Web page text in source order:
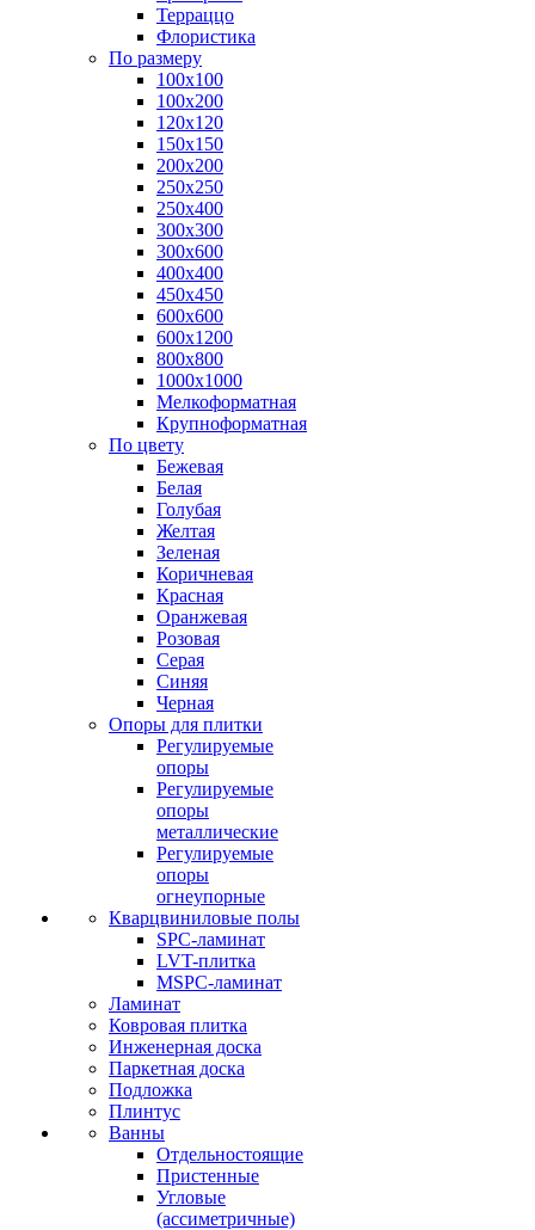
Терраццо
Флористика
По размеру
100х100
100х200
120х120
150х150
200х200
250х250
250х400
300х300
300х600
400х400
450х450
600х600
600х1200
800х800
1000х1000
Мелкоформатная
Крупноформатная
По цвету
Бежевая
Белая
Голубая
Желтая
Зеленая
Коричневая
Красная
Оранжевая
Розовая
Серая
Синяя
Черная
Опоры для плитки
Регулируемые
опоры
Регулируемые
опоры
металлические
Регулируемые
опоры
огнеупорные
Кварцвиниловые полы
SPC-ламинат
LVT-плитка
MSPC-ламинат
Ламинат
Ковровая плитка
Инженерная доска
Паркетная доска
Подложка
Плинтус
Ванны
Отдельностоящие
Пристенные
Угловые
(ассиметричные)